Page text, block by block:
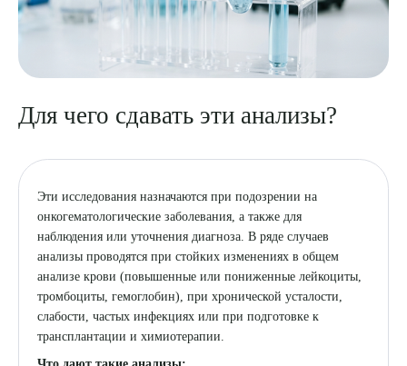
Для чего сдавать эти анализы?
Эти исследования назначаются при подозрении на
онкогематологические заболевания, а также для
наблюдения или уточнения диагноза. В ряде случаев
анализы проводятся при стойких изменениях в общем
анализе крови (повышенные или пониженные лейкоциты,
тромбоциты, гемоглобин), при хронической усталости,
слабости, частых инфекциях или при подготовке к
трансплантации и химиотерапии.